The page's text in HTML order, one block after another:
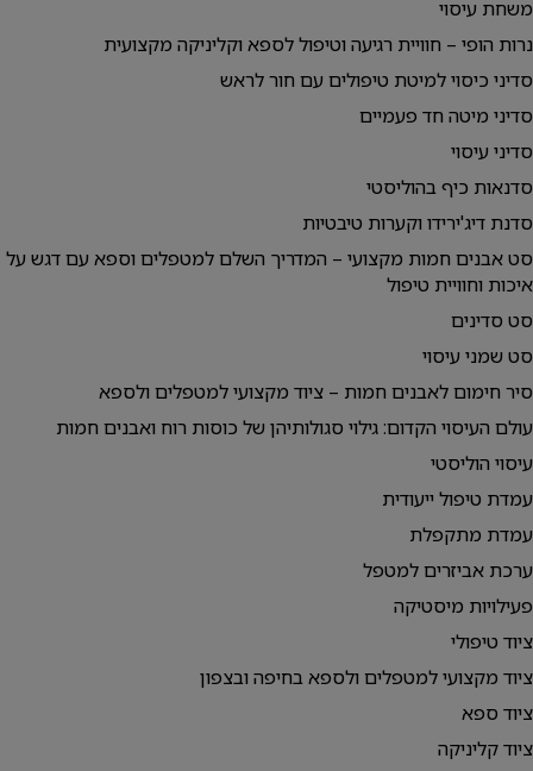
משחת עיסוי
נרות הופי – חוויית רגיעה וטיפול לספא וקליניקה מקצועית
סדיני כיסוי למיטת טיפולים עם חור לראש
סדיני מיטה חד פעמיים
סדיני עיסוי
סדנאות כיף בהוליסטי
סדנת דיג'ירידו וקערות טיבטיות
סט אבנים חמות מקצועי – המדריך השלם למטפלים וספא עם דגש על
איכות וחוויית טיפול
סט סדינים
סט שמני עיסוי
סיר חימום לאבנים חמות – ציוד מקצועי למטפלים ולספא
עולם העיסוי הקדום: גילוי סגולותיהן של כוסות רוח ואבנים חמות
עיסוי הוליסטי
עמדת טיפול ייעודית
עמדת מתקפלת
ערכת אביזרים למטפל
פעילויות מיסטיקה
ציוד טיפולי
ציוד מקצועי למטפלים ולספא בחיפה ובצפון
ציוד ספא
ציוד קליניקה